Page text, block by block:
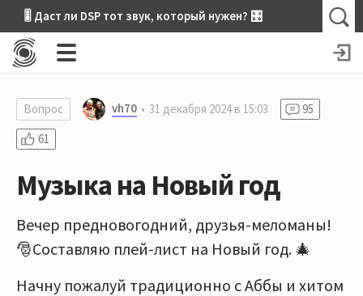
🎚 Даст ли DSP тот звук, который нужен? 🎛
Вопрос vh70 31 декабря 2024 в 15:03
95
61
Музыка на Новый год
Вечер предновогодний, друзья-меломаны!
🎅Составляю плей-лист на Новый год. 🎄
Начну пожалуй традиционно с Аббы и хитом